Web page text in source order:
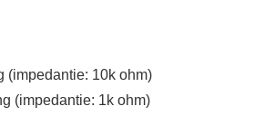
(impedantie: 10k ohm)
(impedantie: 1k ohm)